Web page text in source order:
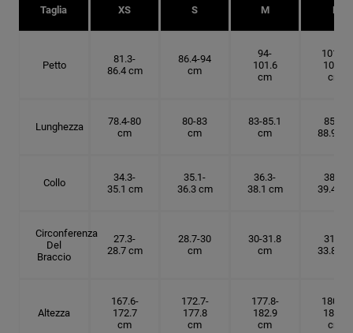
Taglia XS S M L
Petto
81.3-
86.4 cm
86.4-94
cm
94-
101.6
cm
101.6-
109.2
cm
Lunghezza
78.4-80
cm
80-83
cm
83-85.1
cm
85.1-
88.9 cm
Collo
34.3-
35.1 cm
35.1-
36.3 cm
36.3-
38.1 cm
38.1-
39.4 cm
Circonferenza
Del
Braccio
27.3-
28.7 cm
28.7-30
cm
30-31.8
cm
31.8-
33.8 cm
Altezza
167.6-
172.7
cm
172.7-
177.8
cm
177.8-
182.9
cm
180.3-
185.5
cm